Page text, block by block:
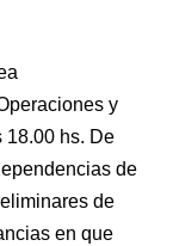
y
18.00 hs. De
de
de
en que